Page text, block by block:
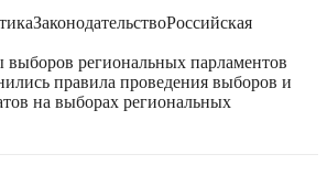
ЗаконодательствоРоссийская
региональных парламентов
правила проведения выборов и
на выборах региональных